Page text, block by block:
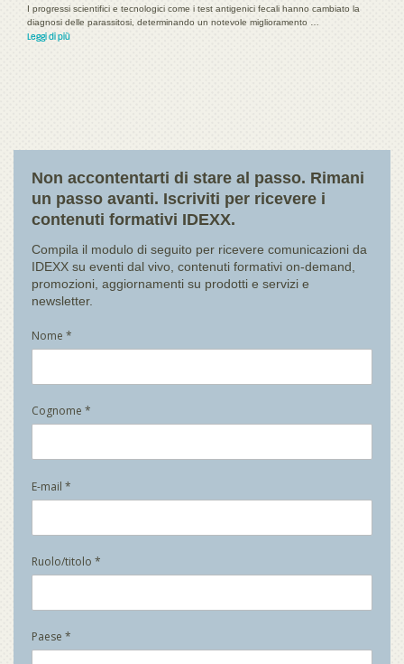
I progressi scientifici e tecnologici come i test antigenici fecali hanno cambiato la
diagnosi delle parassitosi, determinando un notevole miglioramento …
Leggi di più
Non accontentarti di stare al passo. Rimani
un passo avanti. Iscriviti per ricevere i
contenuti formativi IDEXX.